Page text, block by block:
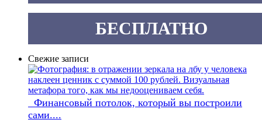
БЕСПЛАТНО
Свежие записи
Финансовый потолок, который вы построили
сами....